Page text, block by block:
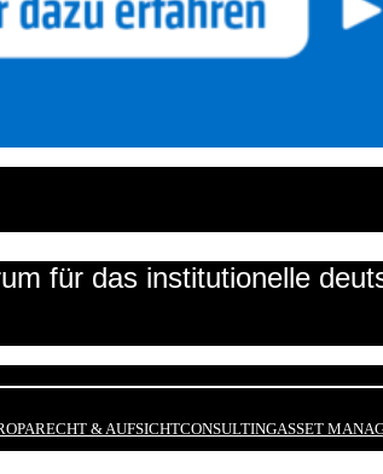
für das institutionelle
RECHT & AUFSICHTCONSULTINGASSET